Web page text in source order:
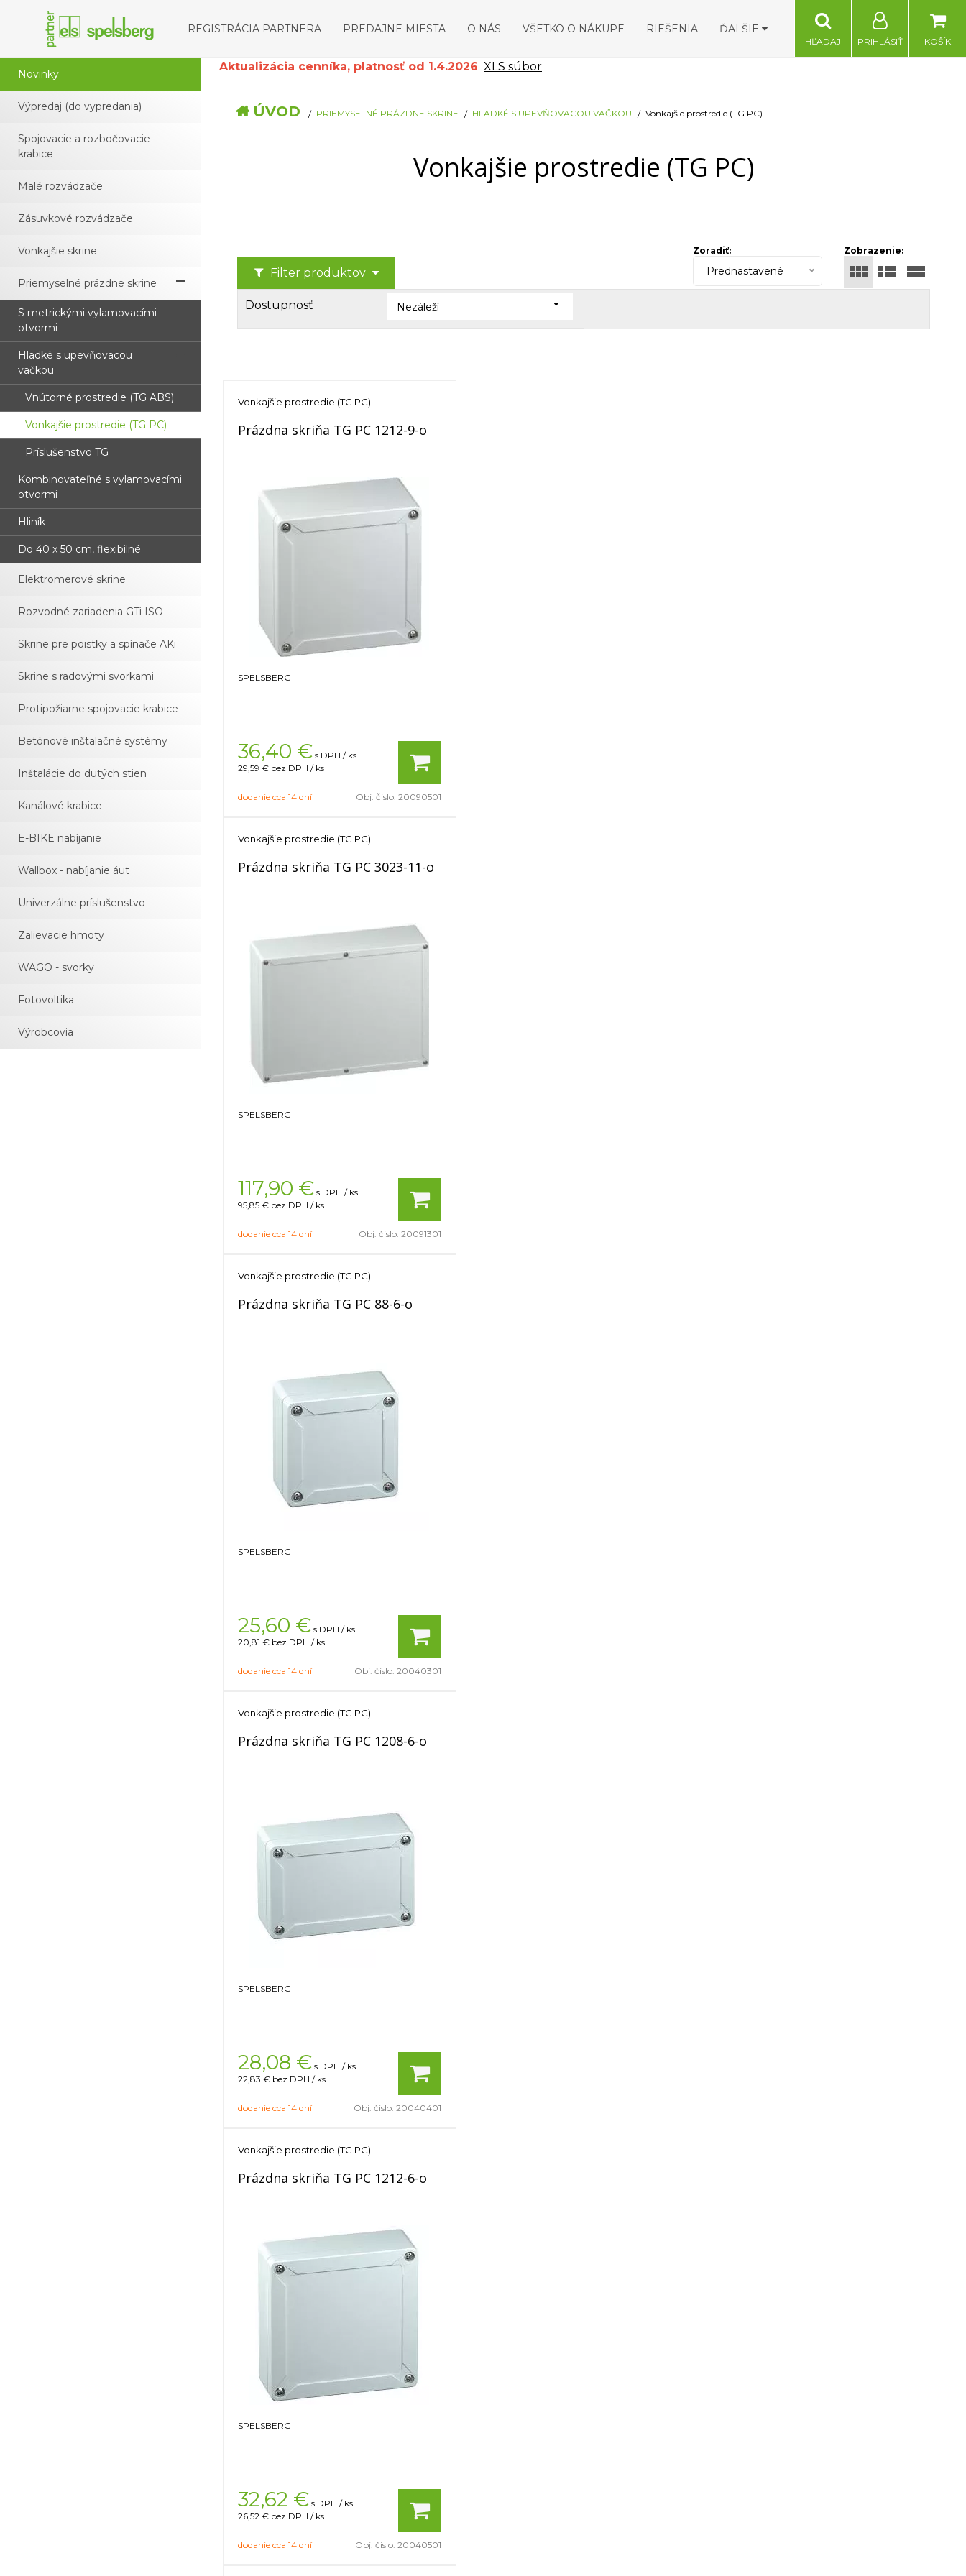
REGISTRÁCIA PARTNERA PREDAJNE MIESTA O NÁS VŠETKO O NÁKUPE RIEŠENIA ĎALŠIE
KOŠÍK
PRIHLÁSIŤ
HĽADAJ
Novinky
Výpredaj (do vypredania)
Spojovacie a rozbočovacie
krabice
Malé rozvádzače
Zásuvkové rozvádzače
Vonkajšie skrine
Priemyselné prázdne skrine
S metrickými vylamovacími
otvormi
Hladké s upevňovacou
vačkou
Vnútorné prostredie (TG ABS)
Vonkajšie prostredie (TG PC)
Príslušenstvo TG
Kombinovateľné s vylamovacími
otvormi
Hliník
Do 40 x 50 cm, flexibilné
Elektromerové skrine
Rozvodné zariadenia GTi ISO
Skrine pre poistky a spínače AKi
Skrine s radovými svorkami
Protipožiarne spojovacie krabice
Betónové inštalačné systémy
Inštalácie do dutých stien
Kanálové krabice
E-BIKE nabíjanie
Wallbox - nabíjanie áut
Univerzálne príslušenstvo
Zalievacie hmoty
WAGO - svorky
Fotovoltika
Výrobcovia
Aktualizácia cenníka, platnosť od 1.4.2026 XLS súbor
ÚVOD PRIEMYSELNÉ PRÁZDNE SKRINE HLADKÉ S UPEVŇOVACOU VAČKOU Vonkajšie prostredie (TG PC)
Vonkajšie prostredie (TG PC)
Filter produktov
Zobrazenie:
Zoradiť:
Prednastavené
Dostupnosť Nezáleží
Vonkajšie prostredie (TG PC)
Prázdna skriňa TG PC 1212-9-o
SPELSBERG
36,40 € s DPH / ks
29,59 € bez DPH / ks
dodanie cca 14 dní Obj. čislo: 20090501
Vonkajšie prostredie (TG PC)
Prázdna skriňa TG PC 3023-11-o
SPELSBERG
117,90 € s DPH / ks
95,85 € bez DPH / ks
dodanie cca 14 dní Obj. čislo: 20091301
Vonkajšie prostredie (TG PC)
Prázdna skriňa TG PC 88-6-o
SPELSBERG
25,60 € s DPH / ks
20,81 € bez DPH / ks
dodanie cca 14 dní Obj. čislo: 20040301
Vonkajšie prostredie (TG PC)
Prázdna skriňa TG PC 1208-6-o
SPELSBERG
28,08 € s DPH / ks
22,83 € bez DPH / ks
dodanie cca 14 dní Obj. čislo: 20040401
Vonkajšie prostredie (TG PC)
Prázdna skriňa TG PC 1212-6-o
SPELSBERG
32,62 € s DPH / ks
26,52 € bez DPH / ks
dodanie cca 14 dní Obj. čislo: 20040501